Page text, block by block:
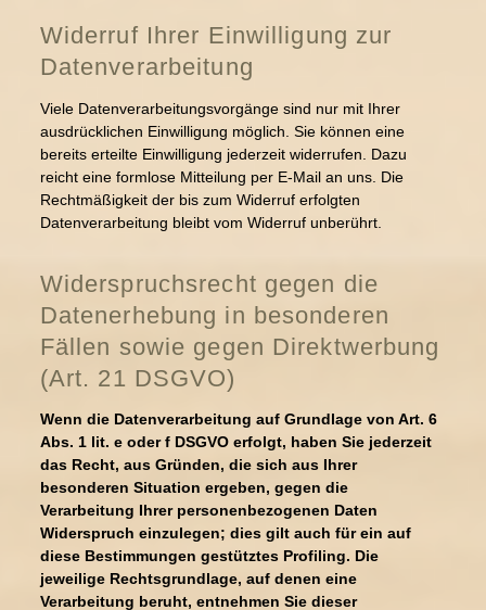
Widerruf Ihrer Einwilligung zur
Datenverarbeitung
Viele Datenverarbeitungsvorgänge sind nur mit Ihrer
ausdrücklichen Einwilligung möglich. Sie können eine
bereits erteilte Einwilligung jederzeit widerrufen. Dazu
reicht eine formlose Mitteilung per E-Mail an uns. Die
Rechtmäßigkeit der bis zum Widerruf erfolgten
Datenverarbeitung bleibt vom Widerruf unberührt.
Widerspruchsrecht gegen die
Datenerhebung in besonderen
Fällen sowie gegen Direktwerbung
(Art. 21 DSGVO)
Wenn die Datenverarbeitung auf Grundlage von Art. 6
Abs. 1 lit. e oder f DSGVO erfolgt, haben Sie jederzeit
das Recht, aus Gründen, die sich aus Ihrer
besonderen Situation ergeben, gegen die
Verarbeitung Ihrer personenbezogenen Daten
Widerspruch einzulegen; dies gilt auch für ein auf
diese Bestimmungen gestütztes Profiling. Die
jeweilige Rechtsgrundlage, auf denen eine
Verarbeitung beruht, entnehmen Sie dieser